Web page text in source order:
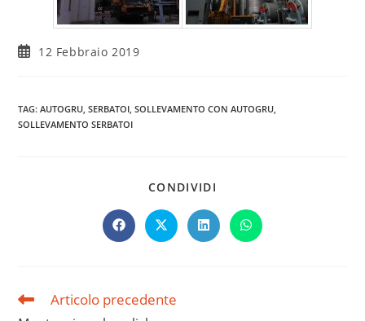
12 Febbraio 2019
TAG:AUTOGRU, SERBATOI, SOLLEVAMENTO CON AUTOGRU,
SOLLEVAMENTO SERBATOI
CONDIVIDI
Articolo precedente